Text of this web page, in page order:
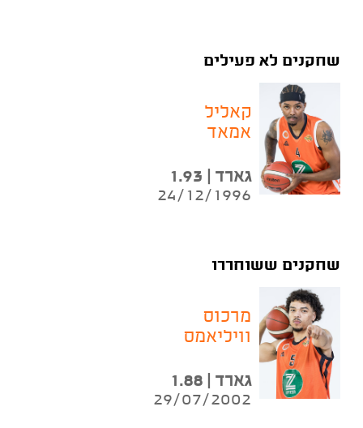
שחקנים לא פעילים
קאליל
אמאד
גארד | 1.93
24/12/1996
שחקנים ששוחררו
מרכוס
וויליאמס
גארד | 1.88
29/07/2002